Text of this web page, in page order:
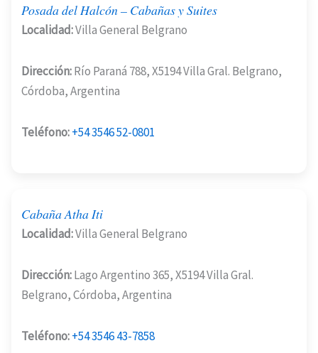
Posada del Halcón – Cabañas y Suites
Localidad:Villa General Belgrano
Dirección:Río Paraná 788, X5194 Villa Gral. Belgrano,
Córdoba, Argentina
Teléfono:+54 3546 52-0801
Cabaña Atha Iti
Localidad:Villa General Belgrano
Dirección:Lago Argentino 365, X5194 Villa Gral.
Belgrano, Córdoba, Argentina
Teléfono:+54 3546 43-7858